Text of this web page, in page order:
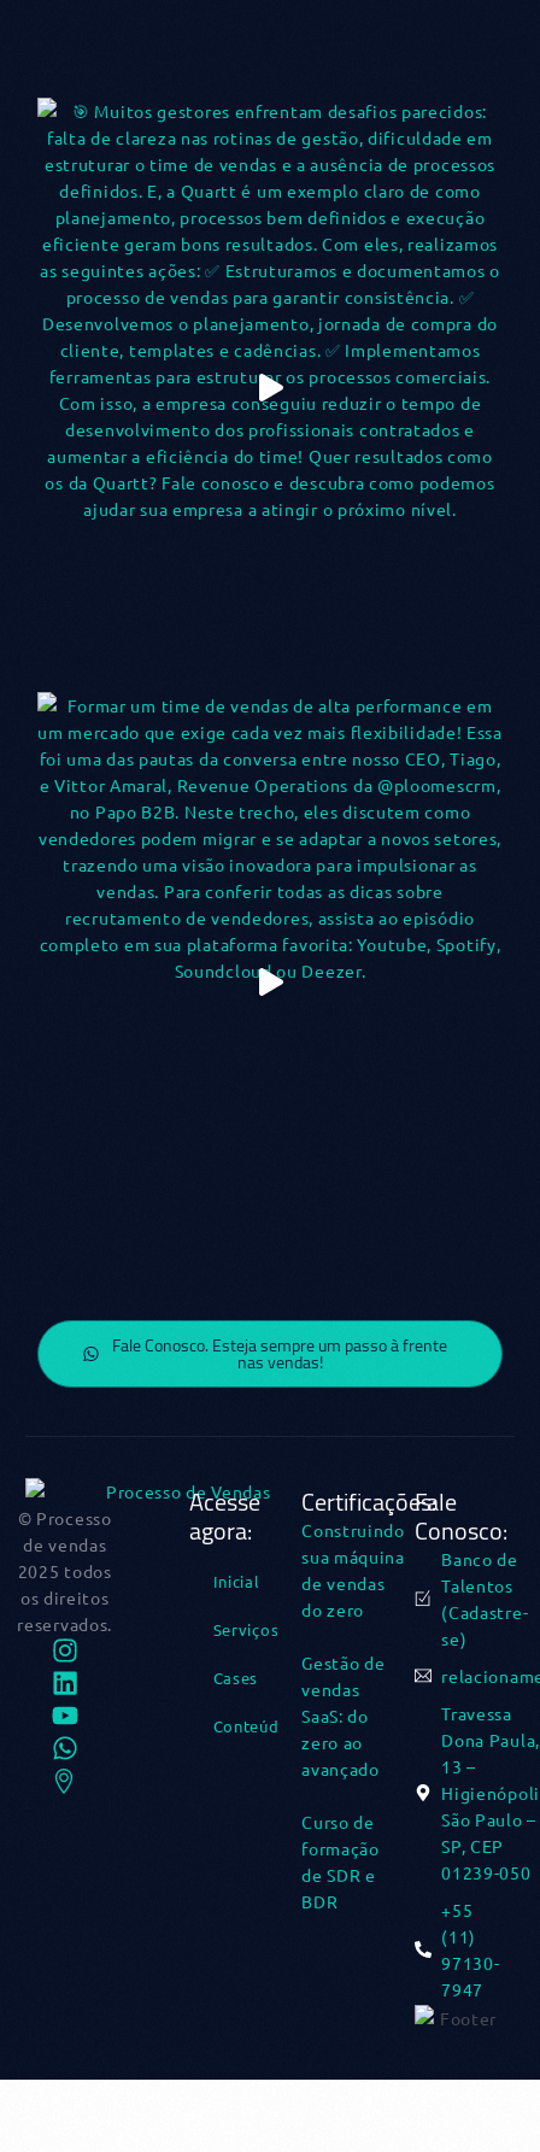
Fale Conosco. Esteja sempre um passo à frente
nas vendas!
© Processo
de vendas
2025 todos
os direitos
reservados.
Acesse
agora:
Inicial
Serviços
Cases
Conteúdos
Certificações:
Construindo
sua máquina
de vendas
do zero​
Gestão de
vendas
SaaS: do
zero ao
avançado​
Curso de
formação
de SDR e
BDR​
Fale
Conosco:
Banco de
Talentos
(Cadastre-
se)
Travessa
Dona Paula,
13 –
São Paulo –
SP, CEP
01239-050
+55
(11)
97130-
7947